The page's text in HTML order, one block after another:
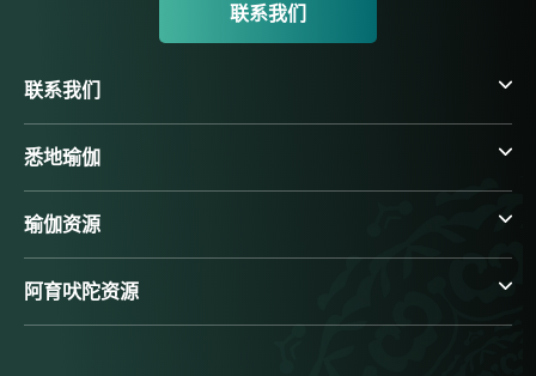
联系我们
联系我们
悉地瑜伽
瑜伽资源
阿育吠陀资源